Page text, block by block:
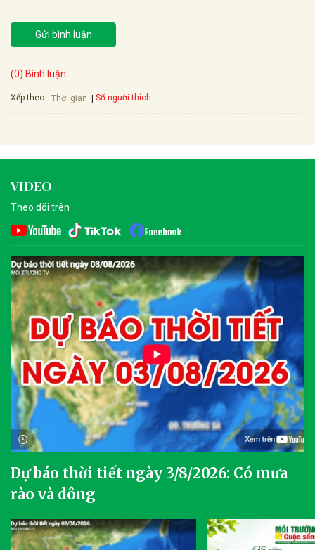
Gửi bình luận
(0) Bình luận
Xếp theo: Thời gian Số người thích
VIDEO
Theo dõi trên
Dự báo thời tiết ngày 3/8/2026: Có mưa
rào và dông